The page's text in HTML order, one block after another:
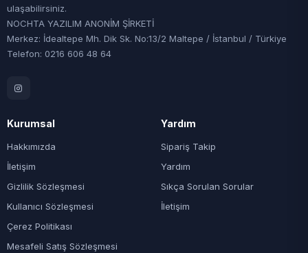
ulaşabilirsiniz.
NOCHTA YAZILIM ANONİM ŞİRKETİ
Merkez: İdealtepe Mh. Dik Sk. No:13/2 Maltepe / İstanbul / Türkiye
Telefon: 0216 606 48 64
Kurumsal
Hakkımızda
İletişim
Gizlilik Sözleşmesi
Kullanıcı Sözleşmesi
Çerez Politikası
Mesafeli Satış Sözleşmesi
Yardım
Sipariş Takip
Yardım
Sıkça Sorulan Sorular
İletişim